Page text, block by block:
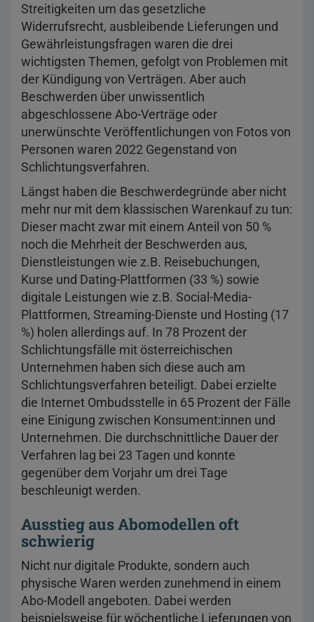
Streitigkeiten um das gesetzliche
Widerrufsrecht, ausbleibende Lieferungen und
Gewährleistungsfragen waren die drei
wichtigsten Themen, gefolgt von Problemen mit
der Kündigung von Verträgen. Aber auch
Beschwerden über unwissentlich
abgeschlossene Abo-Verträge oder
unerwünschte Veröffentlichungen von Fotos von
Personen waren 2022 Gegenstand von
Schlichtungsverfahren.
Längst haben die Beschwerdegründe aber nicht
mehr nur mit dem klassischen Warenkauf zu tun:
Dieser macht zwar mit einem Anteil von 50 %
noch die Mehrheit der Beschwerden aus,
Dienstleistungen wie z.B. Reisebuchungen,
Kurse und Dating-Plattformen (33 %) sowie
digitale Leistungen wie z.B. Social-Media-
Plattformen, Streaming-Dienste und Hosting (17
%) holen allerdings auf. In 78 Prozent der
Schlichtungsfälle mit österreichischen
Unternehmen haben sich diese auch am
Schlichtungsverfahren beteiligt. Dabei erzielte
die Internet Ombudsstelle in 65 Prozent der Fälle
eine Einigung zwischen Konsument:innen und
Unternehmen. Die durchschnittliche Dauer der
Verfahren lag bei 23 Tagen und konnte
gegenüber dem Vorjahr um drei Tage
beschleunigt werden.
Ausstieg aus Abomodellen oft
schwierig
Nicht nur digitale Produkte, sondern auch
physische Waren werden zunehmend in einem
Abo-Modell angeboten. Dabei werden
beispielsweise für wöchentliche Lieferungen von